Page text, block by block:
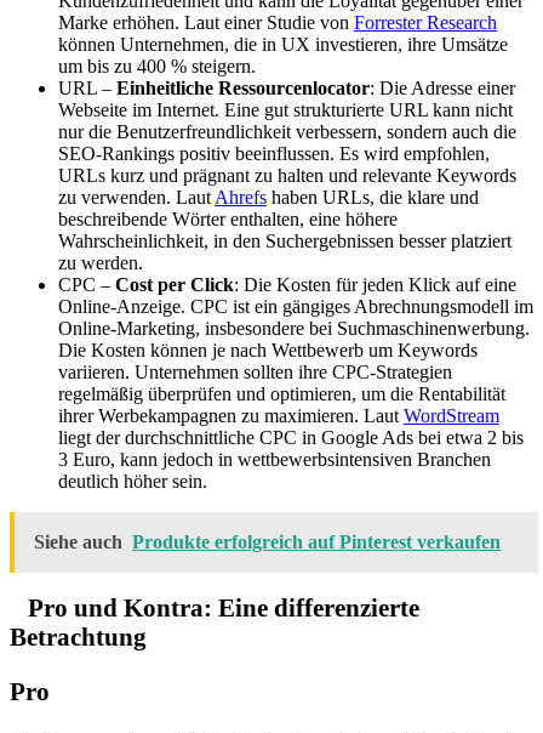
Marke erhöhen. Laut einer Studie von Forrester Research
können Unternehmen, die in UX investieren, ihre Umsätze
um bis zu 400 % steigern.
URL – Einheitliche Ressourcenlocator: Die Adresse einer
Webseite im Internet. Eine gut strukturierte URL kann nicht
nur die Benutzerfreundlichkeit verbessern, sondern auch die
SEO-Rankings positiv beeinflussen. Es wird empfohlen,
URLs kurz und prägnant zu halten und relevante Keywords
zu verwenden. Laut Ahrefs haben URLs, die klare und
beschreibende Wörter enthalten, eine höhere
Wahrscheinlichkeit, in den Suchergebnissen besser platziert
zu werden.
CPC – Cost per Click: Die Kosten für jeden Klick auf eine
Online-Anzeige. CPC ist ein gängiges Abrechnungsmodell im
Online-Marketing, insbesondere bei Suchmaschinenwerbung.
Die Kosten können je nach Wettbewerb um Keywords
variieren. Unternehmen sollten ihre CPC-Strategien
regelmäßig überprüfen und optimieren, um die Rentabilität
ihrer Werbekampagnen zu maximieren. Laut WordStream
liegt der durchschnittliche CPC in Google Ads bei etwa 2 bis
3 Euro, kann jedoch in wettbewerbsintensiven Branchen
deutlich höher sein.
Siehe auch Produkte erfolgreich auf Pinterest verkaufen
Pro und Kontra: Eine differenzierte
Betrachtung
Pro